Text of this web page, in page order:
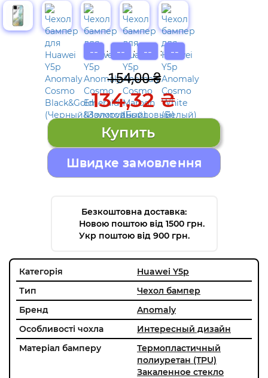
-- : -- : -- : --
154,00 ₴
134,32 ₴
Швидке замовлення
Безкоштовна доставка:
Новою поштою від 1500 грн.
Укр поштою від 900 грн.
Категорія
Huawei Y5p
Тип
Чехол бампер
Бренд
Anomaly
Особливості чохла
Интересный дизайн
Матеріал бамперу
Термопластичный
полиуретан (TPU)
Закаленное стекло